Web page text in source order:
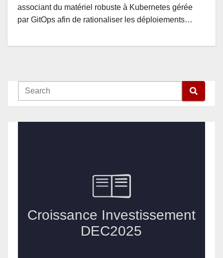
associant du matériel robuste à Kubernetes gérée
par GitOps afin de rationaliser les déploiements…